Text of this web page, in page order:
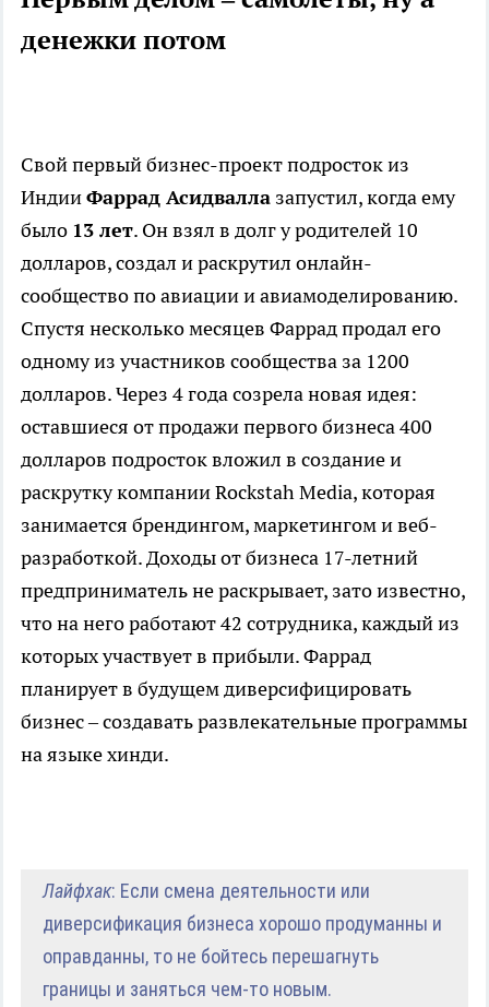
денежки потом
Свой первый бизнес-проект подросток из
ИндииФаррад Асидвалла запустил, когда ему
было 13 лет. Он взял в долг у родителей 10
долларов, создал и раскрутил онлайн-
сообщество по авиации и авиамоделированию.
Спустя несколько месяцев Фаррад продал его
одному из участников сообщества за 1200
долларов. Через 4 года созрела новая идея:
оставшиеся от продажи первого бизнеса 400
долларов подросток вложил в создание и
раскрутку компании Rockstah Media, которая
занимается брендингом, маркетингом и веб-
разработкой. Доходы от бизнеса 17-летний
предприниматель не раскрывает, зато известно,
что на него работают 42 сотрудника, каждый из
которых участвует в прибыли. Фаррад
планирует в будущем диверсифицировать
бизнес – создавать развлекательные программы
на языке хинди.
Лайфхак: Если смена деятельности или
диверсификация бизнеса хорошо продуманны и
оправданны, то не бойтесь перешагнуть
границы и заняться чем-то новым.